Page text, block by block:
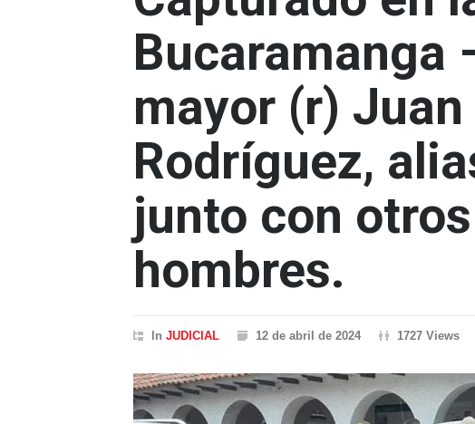
Bucaramanga
mayor (r) Juan
Rodríguez,
junto con
hombres.
In JUDICIAL 12 de abril de 2024 1727 Views